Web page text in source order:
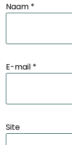
Naam *
E-mail *
Site